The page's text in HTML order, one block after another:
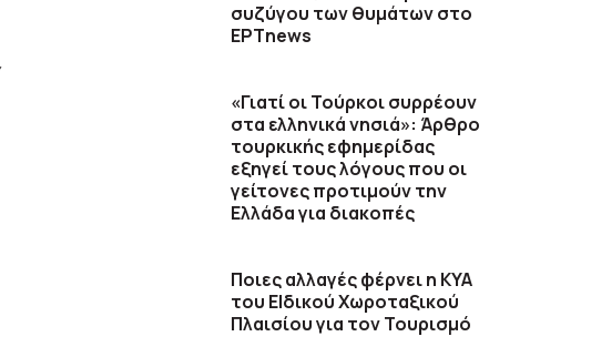
συζύγου των θυμάτων στο
ΕΡΤnews
«Γιατί οι Τούρκοι συρρέουν
στα ελληνικά νησιά»: Άρθρο
τουρκικής εφημερίδας
εξηγεί τους λόγους που οι
γείτονες προτιμούν την
Ελλάδα για διακοπές
Ποιες αλλαγές φέρνει η ΚΥΑ
του ΕΙδικού Χωροταξικού
Πλαισίου για τον Τουρισμό